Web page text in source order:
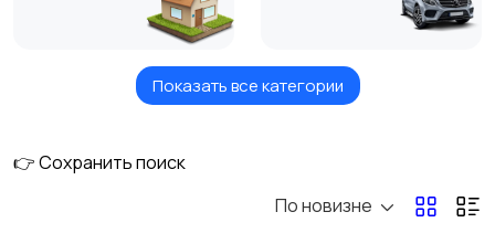
Вакансии
Показать все категории
👉 Сохранить поиск
По новизне